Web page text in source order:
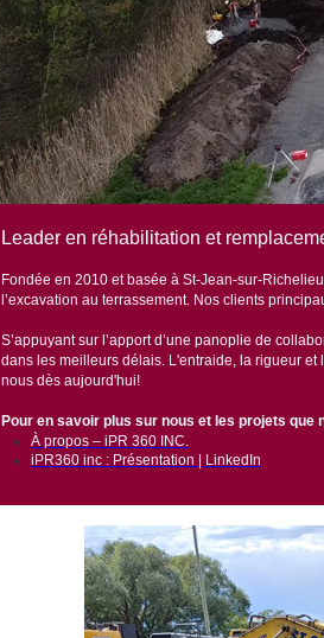
Leader en réhabilitation et
Fondée en 2010 et basée à St-Jean-sur-
l’excavation au terrassement. Nos clients
S’appuyant sur l’apport d’une panoplie de
dans les meilleurs délais. L'entraide, la rigueur
nous dès aujourd'hui!
Pour en savoir plus sur nous et les projets que
À propos – iPR 360 INC.
iPR360 inc : Présentation | LinkedIn